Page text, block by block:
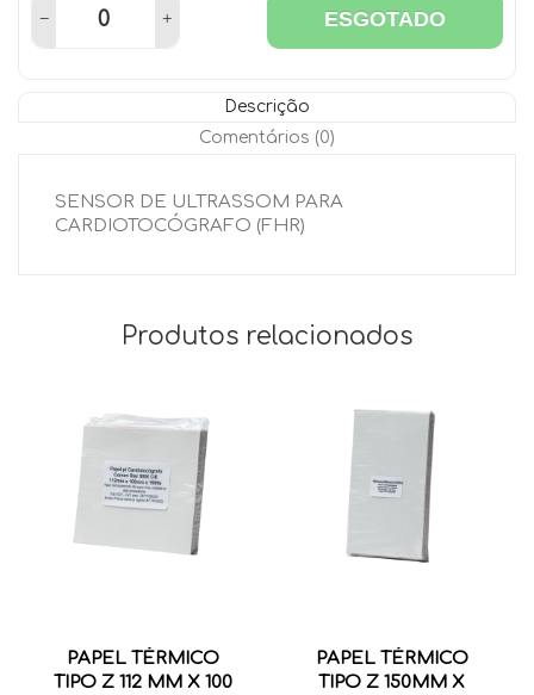
ESGOTADO
Descrição
Comentários (0)
SENSOR DE ULTRASSOM PARA
CARDIOTOCÓGRAFO (FHR)
Produtos relacionados
PAPEL TÉRMICO
TIPO Z 112 MM X 100
PAPEL TÉRMICO
TIPO Z 150MM X